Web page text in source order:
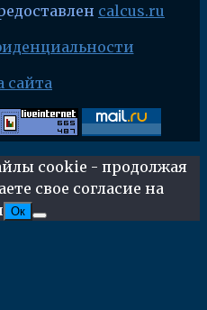
calcus.ru
сайта
cookie - продолжая
свое согласие на
Ок